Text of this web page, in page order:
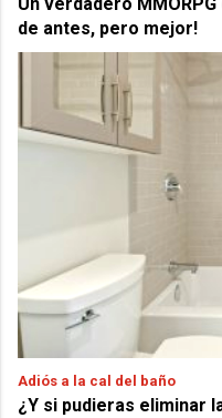
de antes, pero mejor!
Adiós a la cal del baño
¿Y si pudieras eliminar